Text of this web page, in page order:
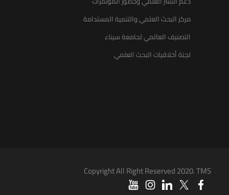
مركز البحث العلمي والتنمية المستدامة
التصنيف العالمي لجامعة سيناء
لجنة أخلاقيات البحث العلمي
Copyright All Right Reserved 2020. TMS